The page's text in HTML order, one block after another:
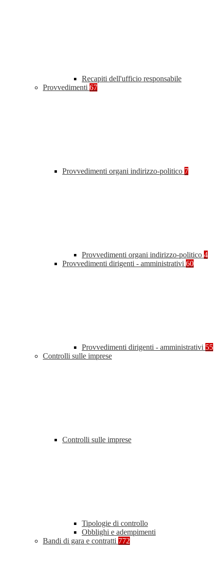
Recapiti dell'ufficio responsabile
Provvedimenti 67
Provvedimenti organi indirizzo-politico 7
Provvedimenti organi indirizzo-politico 4
Provvedimenti dirigenti - amministrativi 60
Provvedimenti dirigenti - amministrativi 55
Controlli sulle imprese
Controlli sulle imprese
Tipologie di controllo
Obblighi e adempimenti
Bandi di gara e contratti 772